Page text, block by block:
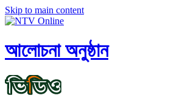
Skip to main content
আলোচনা অনুষ্ঠান